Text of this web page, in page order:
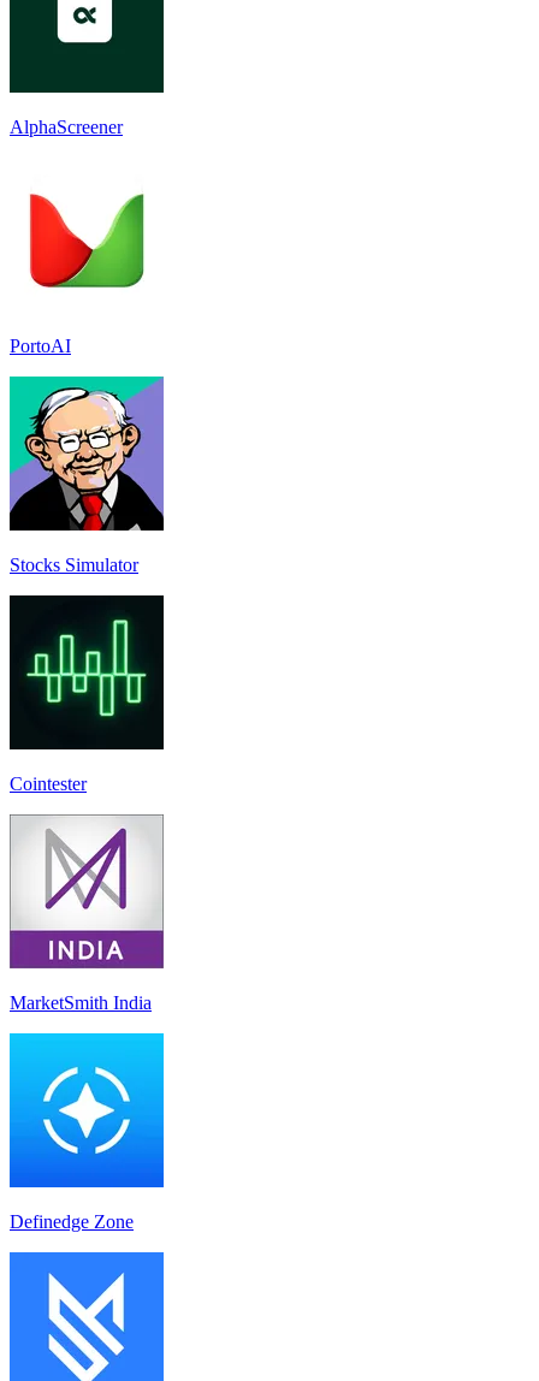
AlphaScreener
PortoAI
Stocks Simulator
Cointester
MarketSmith India
Definedge Zone